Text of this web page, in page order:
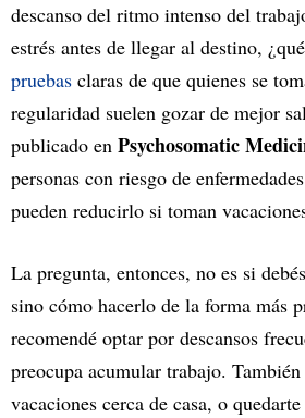
descanso del ritmo intenso del
estrés antes de llegar al destino,
pruebas claras de que quienes se
regularidad suelen gozar de mejor
publicado en Psychosomatic
personas con riesgo de
pueden reducirlo si toman
La pregunta, entonces, no es si
sino cómo hacerlo de la forma más
recomendé optar por descansos
preocupa acumular trabajo.
vacaciones cerca de casa, o quedarte